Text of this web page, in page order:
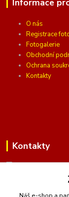
O nás
Registrace
Fotogalerie
Obchodní
Ochrana
Kontakty
Kontakty
(Po-